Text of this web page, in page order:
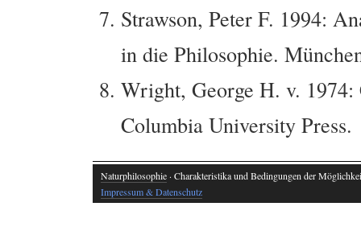
Strawson, Peter F. 1994:
in die Philosophie.
Wright, George H. v.
Columbia University Press.
Naturphilosophie · Charakteristika und Bedingungen der
Impressum & Datenschutz